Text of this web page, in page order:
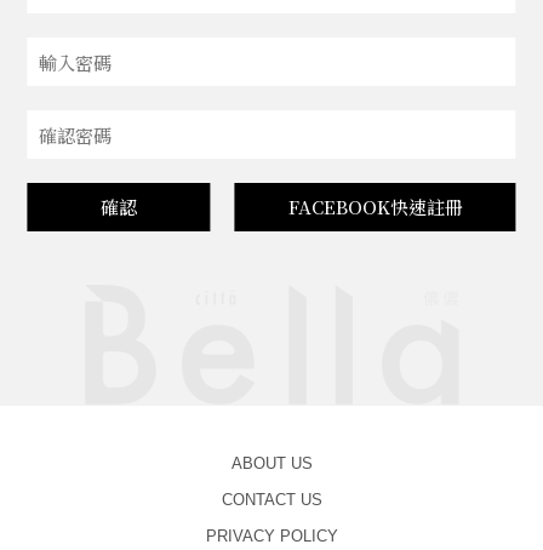
確認 FACEBOOK快速註冊
ABOUT US
CONTACT US
PRIVACY POLICY